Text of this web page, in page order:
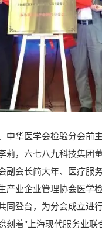
中华医学会检验分会前
莉，六七八九科技集团
副会长简大年、医疗服
产业企业管理协会医学
同登台，为分会成立进
刻着"上海现代服务业